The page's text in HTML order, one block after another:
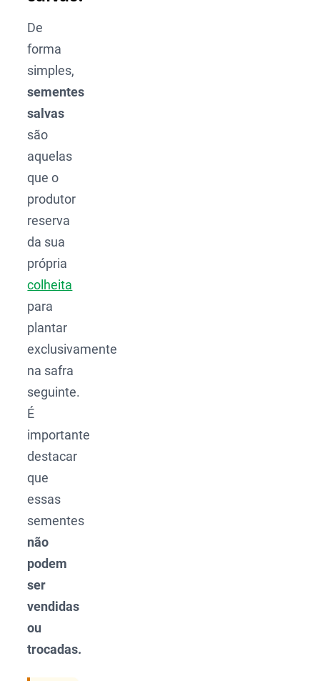
De
forma
simples,
sementes
salvas
são
aquelas
que o
produtor
reserva
da sua
própria
colheita
para
plantar
exclusivamente
na safra
seguinte.
É
importante
destacar
que
essas
sementes
não
podem
ser
vendidas
ou
trocadas.